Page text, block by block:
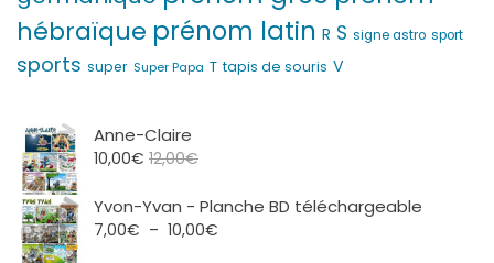
hébraïque prénom latin R S signe astro sport
sports super Super Papa T tapis de souris V
Anne-Claire
10,00€ 12,00€
Yvon-Yvan - Planche BD téléchargeable
7,00€ – 10,00€